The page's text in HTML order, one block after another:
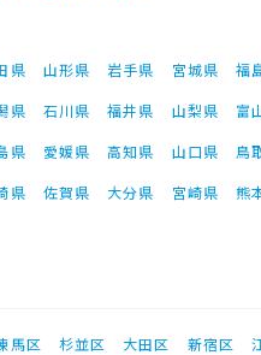
県 山形県 岩手県 宮城県
福
県 石川県 福井県 山梨県
富
県 愛媛県 高知県 山口県 鳥
県 佐賀県 大分県 宮崎県 熊
馬区 杉並区 大田区 新宿区